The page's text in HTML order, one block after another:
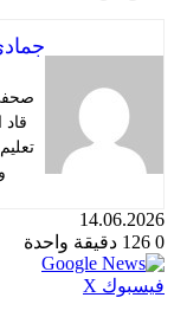
14.06.2026
0
دقيقة واحدة
فيسبوك X